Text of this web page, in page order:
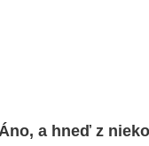
a hneď z